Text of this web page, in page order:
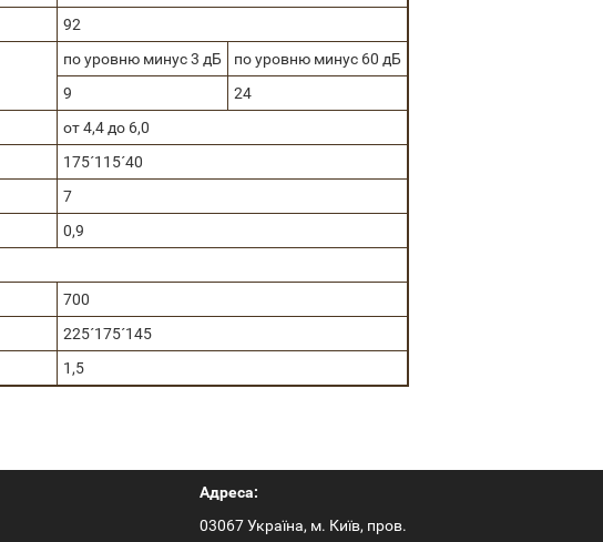
92
по уровню минус 3 дБ
по уровню минус 60 дБ
9
24
от 4,4 до 6,0
175´115´40
7
0,9
700
225´175´145
1,5
Адреса:
03067 Україна, м. Київ, пров.